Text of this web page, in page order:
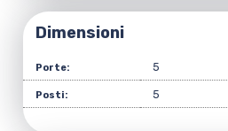
Dimensioni
Porte: 5
Posti: 5